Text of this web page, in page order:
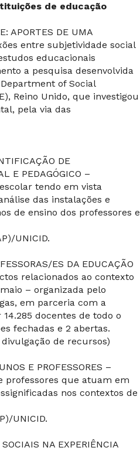
de educação
APORTES DE UMA
entre subjetividade social
educacionais
a pesquisa desenvolvida
of Social
Reino Unido, que investigou
pela via das
DE
E PEDAGÓGICO –
tendo em vista
das instalações e
de ensino dos professores e
UNICID.
ES DA EDUCAÇÃO
relacionados ao contexto
– organizada pelo
em parceria com a
docentes de todo o
fechadas e 2 abertas.
de recursos)
E PROFESSORES –
professores que atuam em
nos contextos de
UNICID.
NA EXPERIÊNCIA